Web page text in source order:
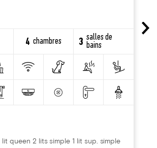
4 chambres 3 salles de
bains
lit queen 2 lits simple 1 lit sup. simple